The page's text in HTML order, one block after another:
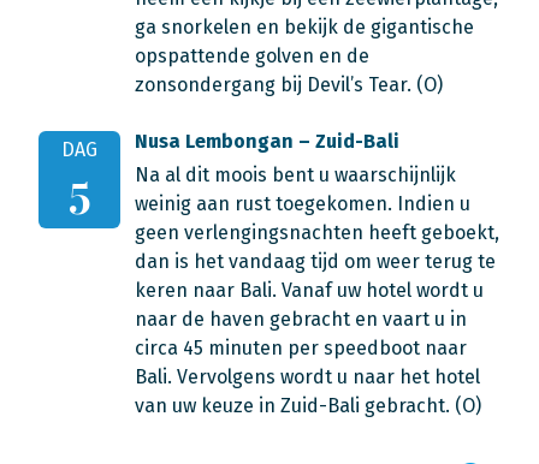
ga snorkelen en bekijk de gigantische
opspattende golven en de
zonsondergang bij Devil’s Tear. (O)
DAG
5
Nusa Lembongan – Zuid-Bali
Na al dit moois bent u waarschijnlijk
weinig aan rust toegekomen. Indien u
geen verlengingsnachten heeft geboekt,
dan is het vandaag tijd om weer terug te
keren naar Bali. Vanaf uw hotel wordt u
naar de haven gebracht en vaart u in
circa 45 minuten per speedboot naar
Bali. Vervolgens wordt u naar het hotel
van uw keuze in Zuid-Bali gebracht. (O)